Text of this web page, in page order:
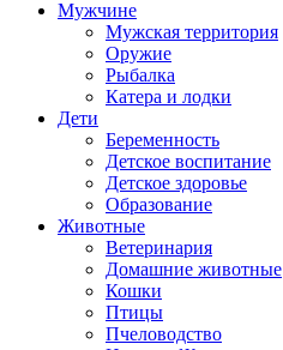
Мужчине
Мужская территория
Оружие
Рыбалка
Катера и лодки
Дети
Беременность
Детское воспитание
Детское здоровье
Образование
Животные
Ветеринария
Домашние животные
Кошки
Птицы
Пчеловодство